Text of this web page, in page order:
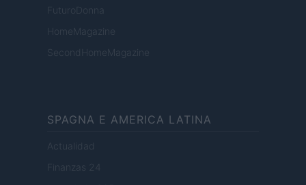
FuturoDonna
HomeMagazine
SecondHomeMagazine
SPAGNA E AMERICA LATINA
Actualidad
Finanzas 24